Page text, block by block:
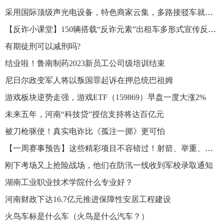
采用国际顶级声光电设备，特色商家云集，多路接驳车就位 乌鲁木齐迷笛音乐节服务信息密集发布
【反诈小课堂】150辆搭载“反诈元素”出租车多形式宣传反诈常识 乌鲁木齐市首批反诈宣传出租车发车
有期徒刑可以减刑吗?
结业啦！鲁南制药2023新员工公司级培训结束
尼日尔政变军人将以叛国罪起诉在押总统巴祖姆
游戏板块逆势走强，游戏ETF（159869）早盘一度大涨2%
未来五年，河南“科技贷”授信支持将达百亿元
被刀枪驱使！真实电诈比《孤注一掷》更可怕
【一周赛事预告】这些精彩项目不容错过！射箭、举重、场地车......
刚下考场又上抢险战场，他们在防汛一线收到军校录取通知
湖南工业职业技术学院什么专业好？
河南财政下达16.7亿元推进保障性安居工程建设
火鸟车标是什么车（火鸟是什么汽车？）